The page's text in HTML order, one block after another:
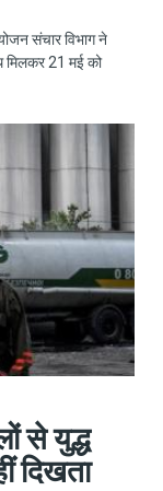
संचार विभाग ने
मिलकर 21 मई को
से युद्ध
दिखता